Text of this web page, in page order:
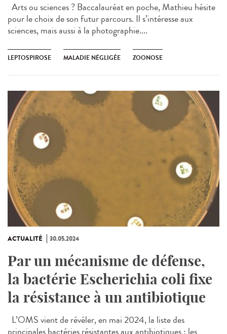
Arts ou sciences ? Baccalauréat en poche, Mathieu hésite
pour le choix de son futur parcours. Il s’intéresse aux
sciences, mais aussi à la photographie....
LEPTOSPIROSE MALADIE NÉGLIGÉE ZOONOSE
ACTUALITÉ 30.05.2024
Par un mécanisme de défense,
la bactérie Escherichia coli fixe
la résistance à un antibiotique
L’OMS vient de révéler, en mai 2024, la liste des
principales bactéries résistantes aux antibiotiques : les